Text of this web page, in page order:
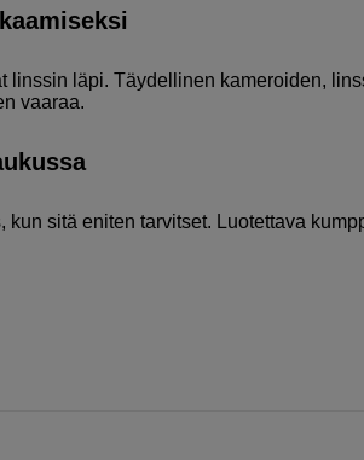
läpi. Täydellinen kameroiden,
vaaraa.
sitä eniten tarvitset. Luotettava